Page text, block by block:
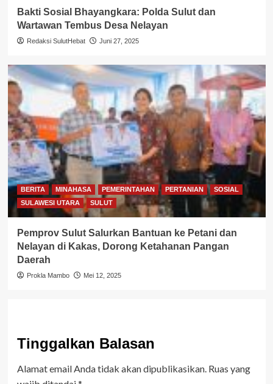
Bakti Sosial Bhayangkara: Polda Sulut dan
Wartawan Tembus Desa Nelayan
Redaksi SulutHebat Juni 27, 2025
BERITA MINAHASA PEMERINTAHAN PERTANIAN
SOSIAL
SULAWESI UTARA
SULUT
Pemprov Sulut Salurkan Bantuan ke Petani dan
Nelayan di Kakas, Dorong Ketahanan Pangan
Daerah
Prokla Mambo Mei 12, 2025
Tinggalkan Balasan
Alamat email Anda tidak akan dipublikasikan. Ruas yang